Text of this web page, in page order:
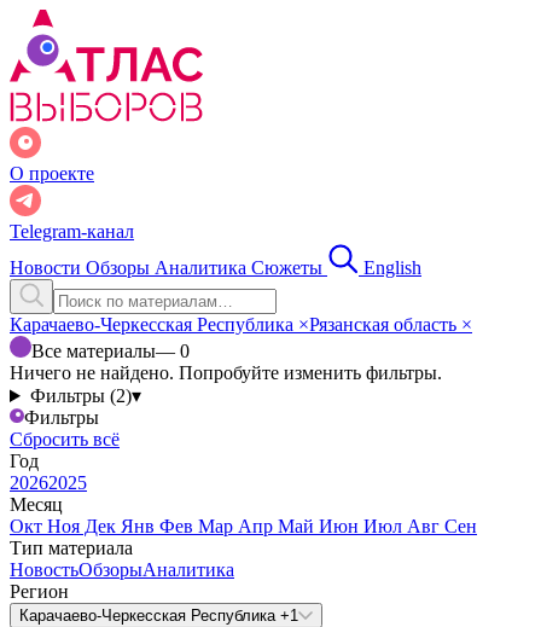
О проекте
Telegram-канал
Новости Обзоры Аналитика Сюжеты English
Карачаево-Черкесская Республика ×Рязанская область ×
Все материалы— 0
Ничего не найдено. Попробуйте изменить фильтры.
Фильтры (2)▾
Фильтры
Сбросить всё
Год
20262025
Месяц
Окт Ноя Дек Янв Фев Мар Апр Май Июн Июл Авг Сен
Тип материала
НовостьОбзорыАналитика
Регион
Карачаево-Черкесская Республика +1